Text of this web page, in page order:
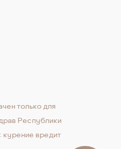
только для
Республики
вредит